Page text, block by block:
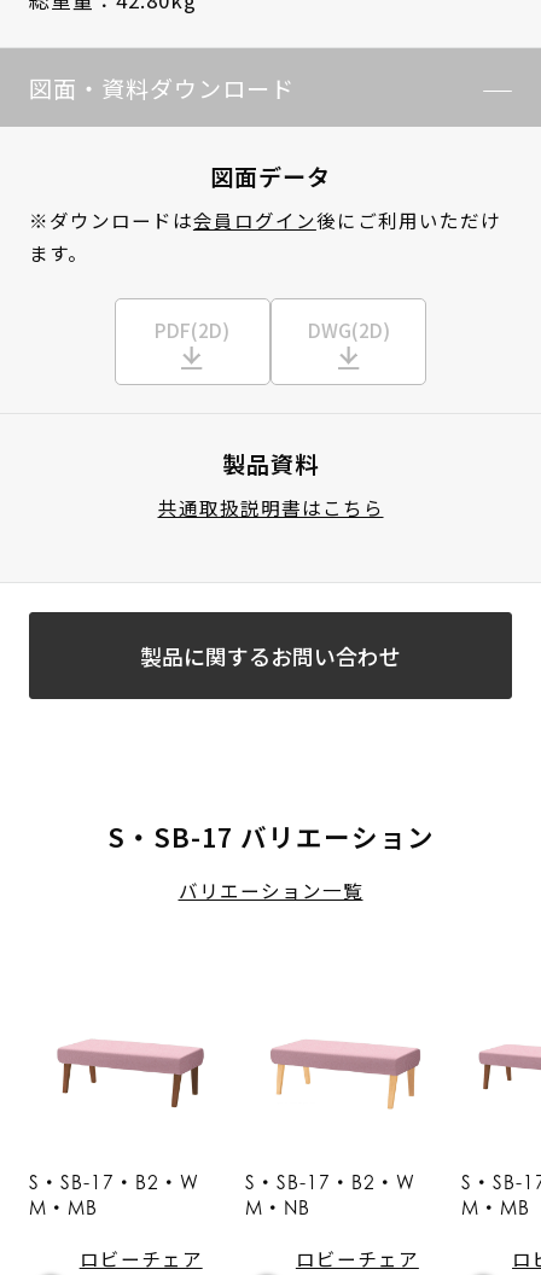
図面・資料ダウンロード
図面データ
※ダウンロードは会員ログイン後にご利用いただけ
ます。
PDF(2D) DWG(2D)
製品資料
共通取扱説明書はこちら
製品に関するお問い合わせ
S・SB-17 バリエーション
バリエーション一覧
S・SB-17・B2・W
M・MB
ロビーチェア
S・SB-17・B2・W
M・NB
ロビーチェア
S・SB-
M・MB
ロ